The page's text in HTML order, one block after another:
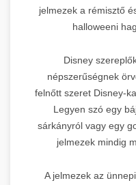
jelmezek a rémisztő
halloweeni
Disney
népszerűségnek
felnőtt szeret Disney-
Legyen szó egy
sárkányról vagy egy
jelmezek mindig
A jelmezek az